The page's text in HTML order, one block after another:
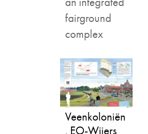
fairground
complex
Veenkoloniën
, EO-Wijers